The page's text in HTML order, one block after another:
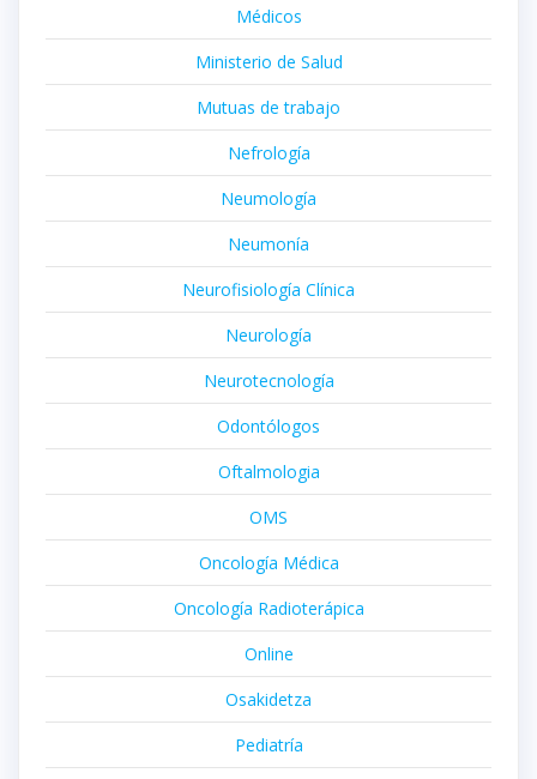
Médicos
Ministerio de Salud
Mutuas de trabajo
Nefrología
Neumología
Neumonía
Neurofisiología Clínica
Neurología
Neurotecnología
Odontólogos
Oftalmologia
OMS
Oncología Médica
Oncología Radioterápica
Online
Osakidetza
Pediatría